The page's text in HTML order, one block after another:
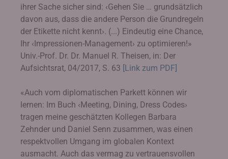
ihrer Sache sicher sind: ‹Gehen Sie … grundsätzlich
davon aus, dass die andere Person die Grundregeln
der Etikette nicht kennt›. (...) Eindeutig eine Chance,
Ihr ‹Impressionen-Management› zu optimieren!»
Univ.-Prof. Dr. Dr. Manuel R. Theisen, in: Der
Aufsichtsrat, 04/2017, S. 63 [Link zum PDF]
«Auch vom diplomatischen Parkett können wir
lernen: Im Buch ‹Meeting, Dining, Dress Codes›
tragen meine geschätzten Kollegen Barbara
Zehnder und Daniel Senn zusammen, was einen
respektvollen Umgang im globalen Kontext
ausmacht. Auch das vermag zu vertrauensvollen